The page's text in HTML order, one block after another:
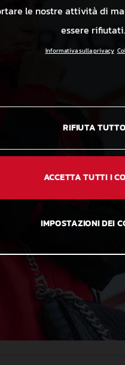
le nostre attività di
essere rifiutati.
Informativa sulla privacy
RIFIUTA TUTTO
ACCETTA TUTTI I
IMPOSTAZIONI DEI